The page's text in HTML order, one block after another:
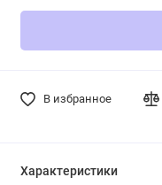
В избранное
Характеристики